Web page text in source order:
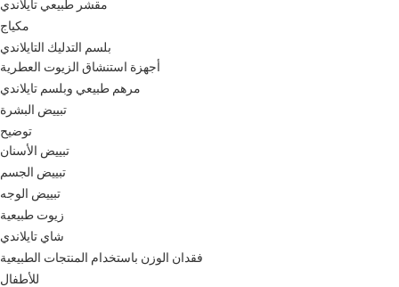
مقشر طبيعي تايلاندي
مكياج
بلسم التدليك التايلاندي
أجهزة استنشاق الزيوت العطرية
مرهم طبيعي وبلسم تايلاندي
تبييض البشرة
توضيح
تبييض الأسنان
تبييض الجسم
تبييض الوجه
زيوت طبيعية
شاي تايلاندي
فقدان الوزن باستخدام المنتجات الطبيعية
للأطفال